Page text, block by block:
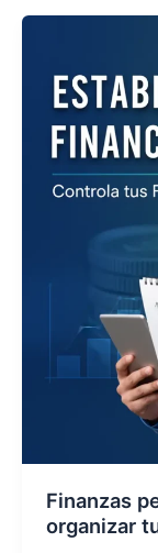
crédito
práctica
2026)
Finanzas
organizar